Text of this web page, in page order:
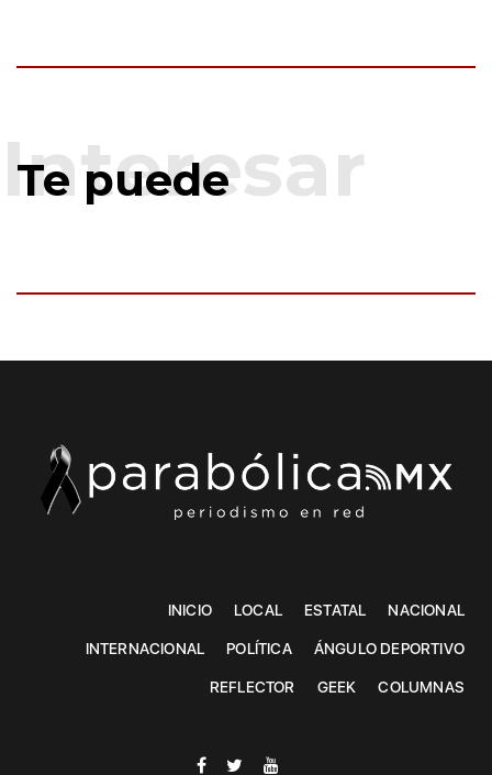
Te puede
INICIO LOCAL ESTATAL NACIONAL
INTERNACIONAL POLÍTICA ÁNGULO DEPORTIVO
REFLECTOR GEEK COLUMNAS